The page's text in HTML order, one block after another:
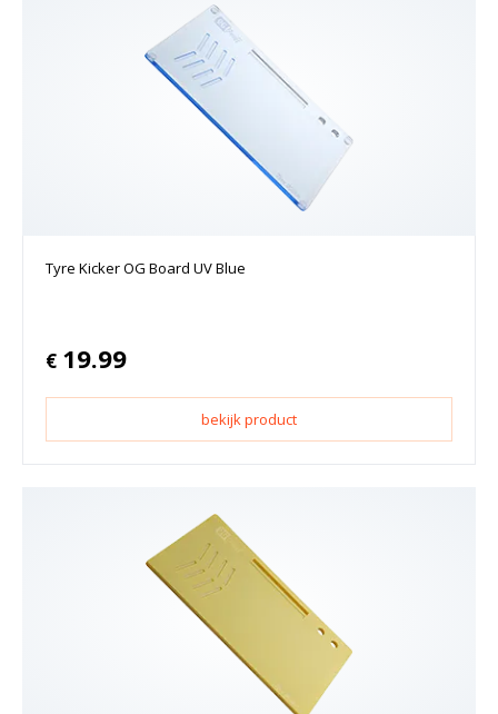
Tyre Kicker OG Board UV Blue
€ 19.99
bekijk product